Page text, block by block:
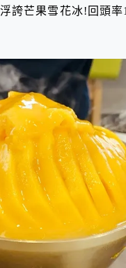
誇芒果雪花冰!回頭率